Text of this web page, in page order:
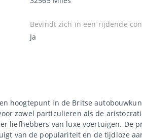
Bevindt zich in een rijdende
Ja
hoogtepunt in de Britse
zowel particulieren als de
liefhebbers van luxe voertuigen. De
van de populariteit en de tijdloze